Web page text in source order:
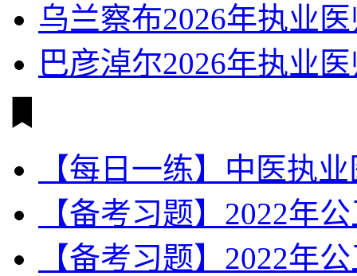
乌兰察布2026年执业
巴彦淖尔2026年执业
【每日一练】中医执
【备考习题】2022年
【备考习题】2022年